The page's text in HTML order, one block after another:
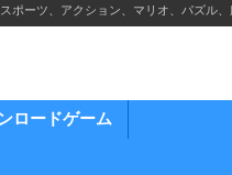
ーツ、アクション、マリオ、パズル、
ロードゲーム